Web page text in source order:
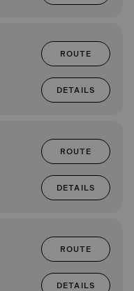
ROUTE
DETAILS
ROUTE
DETAILS
ROUTE
DETAILS